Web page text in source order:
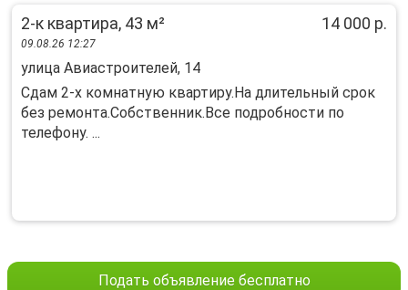
2-к квартира, 43 м² 14 000 р.
09.08.26 12:27
улица Авиастроителей, 14
Сдам 2-х комнатную квартиру.На длительный срок
без ремонта.Собственник.Все подробности по
телефону. ...
Подать объявление бесплатно